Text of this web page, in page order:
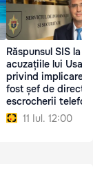
Răspunsul SIS la
acuzațiile lui Usatîi
privind implicarea
fost șef de
escrocherii
11 Iul. 12:00